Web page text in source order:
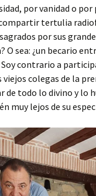
por vanidad o
tertulia
por sus
O sea: ¿un becario
contrario a
colegas de la
de todo lo divino y lo
muy lejos de su